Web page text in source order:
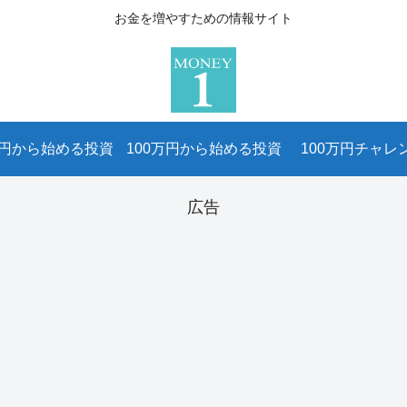
お金を増やすための情報サイト
から始める投資 100万円から始める投資 100万円チャレ
広告